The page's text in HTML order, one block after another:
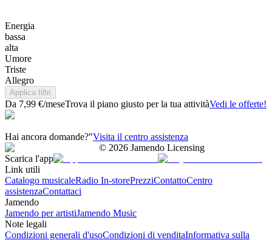
Energia
bassa
alta
Umore
Triste
Allegro
Applica filtri
Da 7,99 €/meseTrova il piano giusto per la tua attivitàVedi le offerte!
Hai ancora domande?"Visita il centro assistenza
© 2026 Jamendo Licensing
Scarica l'app
Link utili
Catalogo musicaleRadio In-storePrezziContattoCentro
assistenzaContattaci
Jamendo
Jamendo per artistiJamendo Music
Note legali
Condizioni generali d'usoCondizioni di venditaInformativa sulla